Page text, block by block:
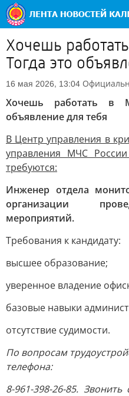
Хочешь
Тогда это
16 мая 2026, 13:04
Хочешь работать в
объявление для тебя
В Центр управления в
управления МЧС
требуются:
Инженер отдела
организации
мероприятий.
Требования к кандидату:
высшее образование;
уверенное владение
базовые навыки
отсутствие судимости.
По вопросам
телефона:
8-961-398-26-85.